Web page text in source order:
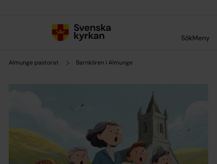
SökMeny
Almunge pastorat Barnkören i Almunge